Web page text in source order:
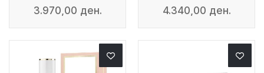
3.970,00 ден. 4.340,00 ден.